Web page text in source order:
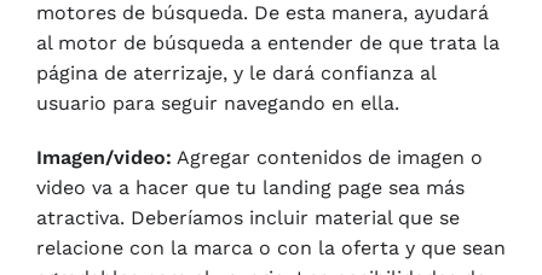
motores de búsqueda. De esta manera, ayudará
al motor de búsqueda a entender de que trata la
página de aterrizaje, y le dará confianza al
usuario para seguir navegando en ella.
Imagen/video: Agregar contenidos de imagen o
video va a hacer que tu landing page sea más
atractiva. Deberíamos incluir material que se
relacione con la marca o con la oferta y que sean